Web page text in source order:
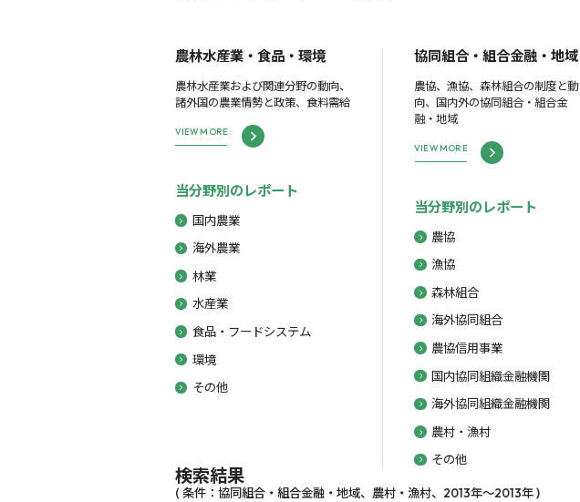
農林水産業・食品・環境
農林水産業および関連分野の動向、
諸外国の農業情勢と政策、食料需給
VIEW MORE
当分野別のレポート
国内農業
海外農業
林業
水産業
食品・フードシステム
環境
その他
協同組合・組合金融・地域
農協、漁協、森林組合の制度と動
向、国内外の協同組合・組合金
融・地域
VIEW MORE
当分野別のレポート
農協
漁協
森林組合
海外協同組合
農協信用事業
国内協同組織金融機関
海外協同組織金融機関
農村・漁村
その他
検索結果
( 条件：協同組合・組合金融・地域、農村・漁村、2013年～2013年 )